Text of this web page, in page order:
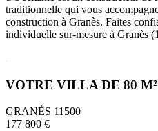
traditionnelle qui vous
construction à Granès. Faites
individuelle sur-mesure à Granès
VOTRE VILLA DE 80
GRANÈS 11500
177 800 €